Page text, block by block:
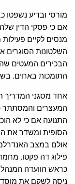
מורסי ובדיע נשפטו
אם כי פסקי הדין
מנסים לקיים
השלטונות הסוגרים
הבכירים המעטים
התומכות באחים.
אחד מסגני המדריך
המעצרים והמסתתר
התנועה אם כי לא
הסופית ומשדר את
אולם במצב
פילוג דה פקטו.
כראש הוועדה
ניסה לשקם את